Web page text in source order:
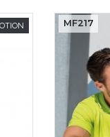
MF217